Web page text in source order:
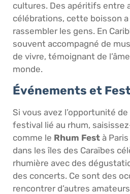
cultures. Des apéritifs entre
célébrations, cette boisson
rassembler les gens. En
souvent accompagné de
de vivre, témoignant de
monde.
Événements et
Si vous avez l’opportunité
festival lié au rhum,
comme le Rhum Fest à
dans les îles des Caraïbes
rhumière avec des
des concerts. Ce sont des
rencontrer d’autres